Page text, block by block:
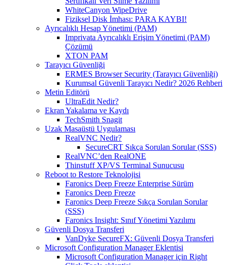
WhiteCanyon WipeDrive
Fiziksel Disk İmhası: PARA KAYBI!
Ayrıcalıklı Hesap Yönetimi (PAM)
Imprivata Ayrıcalıklı Erişim Yönetimi (PAM)
Çözümü
XTON PAM
Tarayıcı Güvenliği
ERMES Browser Security (Tarayıcı Güvenliği)
Kurumsal Güvenli Tarayıcı Nedir? 2026 Rehberi
Metin Editörü
UltraEdit Nedir?
Ekran Yakalama ve Kaydı
TechSmith Snagit
Uzak Masaüstü Uygulaması
RealVNC Nedir?
SecureCRT Sıkça Sorulan Sorular (SSS)
RealVNC’den RealONE
Thinstuff XP/VS Terminal Sunucusu
Reboot to Restore Teknolojisi
Faronics Deep Freeze Enterprise Sürüm
Faronics Deep Freeze
Faronics Deep Freeze Sıkça Sorulan Sorular
(SSS)
Faronics Insight: Sınıf Yönetimi Yazılımı
Güvenli Dosya Transferi
VanDyke SecureFX: Güvenli Dosya Transferi
Microsoft Configuration Manager Eklentisi
Microsoft Configuration Manager için Right